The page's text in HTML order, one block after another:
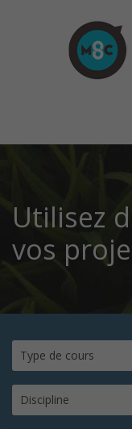
Utilisez
vos
Type de cours
Discipline